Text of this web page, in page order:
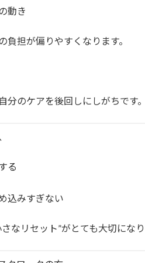
動き
負担が偏りやすくなります。
分のケアを後回しにしがちです。
る
込みすぎない
なリセット”がとても大切になり